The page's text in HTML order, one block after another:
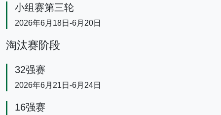
小组赛第三轮
2026年6月18日-6月20日
淘汰赛阶段
32强赛
2026年6月21日-6月24日
16强赛